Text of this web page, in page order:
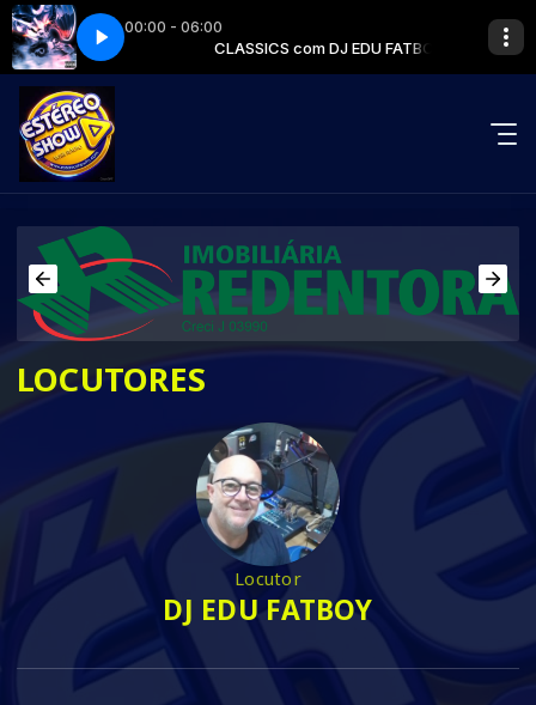
00:00 - 06:00
EDU FATBOY CLASSICS com DJ EDU FATBOY
heart (Dario Caminita Revibe)Double - The Captain of her heart
LOCUTORES
Locutor
DJ EDU FATBOY